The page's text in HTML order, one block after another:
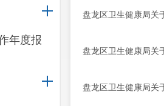
年度报
盘龙区卫生健康局关
盘龙区卫生健康局关
盘龙区卫生健康局关